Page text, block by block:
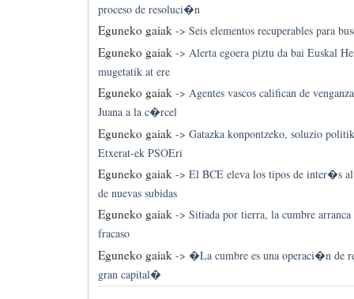
proceso de resoluci�n
Eguneko gaiak-> Seis elementos recuperables para
Eguneko gaiak -> Alerta egoera piztu da bai Euskal
mugetatik at ere
Eguneko gaiak-> Agentes vascos califican de
Juana a la c�rcel
Eguneko gaiak -> Gatazka konpontzeko, soluzio
Etxerat-ek PSOEri
Eguneko gaiak-> El BCE eleva los tipos de inter�s
de nuevas subidas
Eguneko gaiak-> Sitiada por tierra, la cumbre
fracaso
Eguneko gaiak -> �La cumbre es una operaci�n de
gran capital�